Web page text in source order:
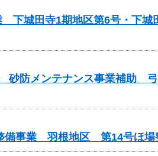
下城田寺1期地区第6号・下
砂防メンテナンス事業補助
備事業 羽根地区 第14号ほ場